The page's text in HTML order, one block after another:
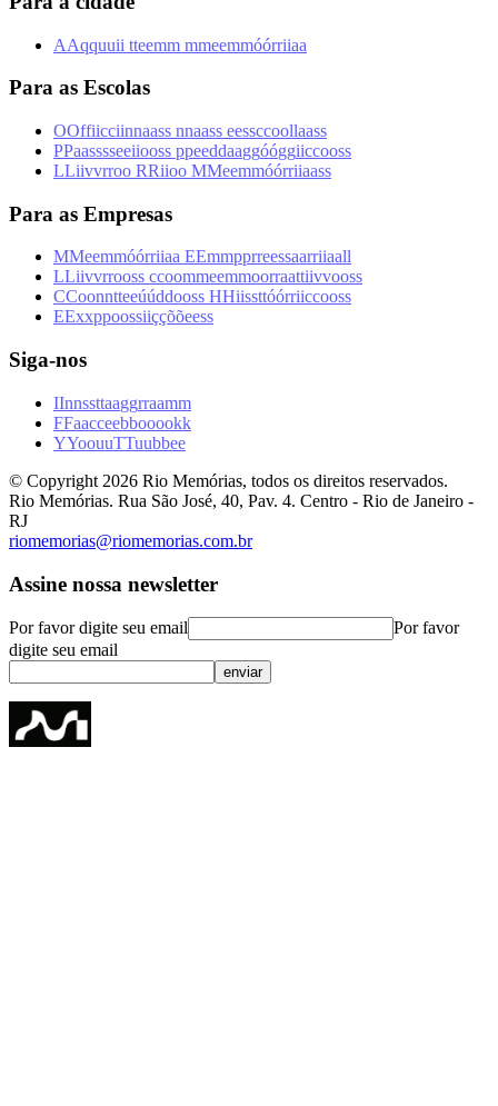
AAqquuii tteemm mmeemmóórriiaa
Para as Escolas
OOffiicciinnaass nnaass eessccoollaass
PPaasssseeiiooss ppeeddaaggóóggiiccooss
LLiivvrroo RRiioo MMeemmóórriiaass
Para as Empresas
MMeemmóórriiaa EEmmpprreessaarriiaall
LLiivvrrooss ccoommeemmoorraattiivvooss
CCoonntteeúúddooss HHiissttóórriiccooss
EExxppoossiiççõõeess
Siga-nos
IInnssttaaggrraamm
FFaacceebbooookk
YYoouuTTuubbee
© Copyright 2026 Rio Memórias, todos os direitos reservados.
Rio Memórias. Rua São José, 40, Pav. 4. Centro - Rio de Janeiro -
RJ
riomemorias@riomemorias.com.br
Assine nossa newsletter
Por favor digite seu email
Por favor
digite seu email
enviar